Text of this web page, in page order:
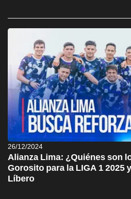
26/12/2024
Alianza Lima: ¿Quiénes son
Gorosito para la LIGA 1 2025
Líbero